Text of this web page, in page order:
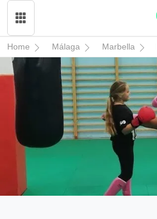
Home Málaga Marbella